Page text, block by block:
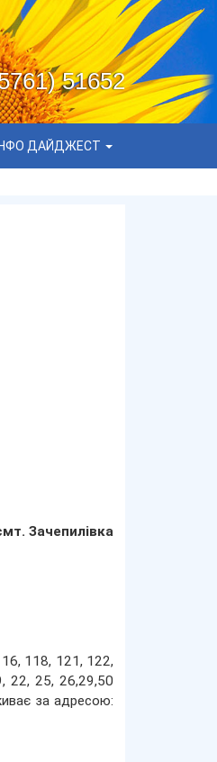
51652
ІНФО ДАЙДЖЕСТ
Зачепилівка
118, 121, 122,
22, 25, 26,29,50
за адресою: